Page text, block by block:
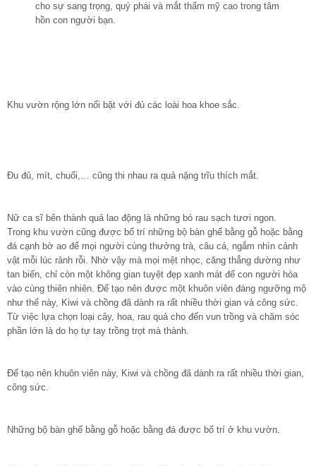
cho sự sang trọng, quý phái và mắt thẩm mỹ cao trong tâm
hồn con người bạn.
Khu vườn rộng lớn nổi bật với đủ các loài hoa khoe sắc.
Đu đủ, mít, chuối,… cũng thi nhau ra quả nặng trĩu thích mắt.
Nữ ca sĩ bên thành quả lao động là những bó rau sạch tươi ngon.
Trong khu vườn cũng được bố trí những bộ bàn ghế bằng gỗ hoặc bằng
đá cạnh bờ ao để mọi người cùng thưởng trà, câu cá, ngắm nhìn cảnh
vật mỗi lúc rảnh rỗi. Nhờ vậy mà mọi mệt nhọc, căng thẳng dường như
tan biến, chỉ còn một không gian tuyệt đẹp xanh mát để con người hòa
vào cùng thiên nhiên. Để tạo nên được một khuôn viên đáng ngưỡng mộ
như thế này, Kiwi và chồng đã dành ra rất nhiều thời gian và công sức.
Từ việc lựa chọn loại cây, hoa, rau quả cho đến vun trồng và chăm sóc
phần lớn là do họ tự tay trồng trọt mà thành.
Để tạo nên khuôn viên này, Kiwi và chồng đã dành ra rất nhiều thời gian,
công sức.
Những bộ bàn ghế bằng gỗ hoặc bằng đá được bố trí ở khu vườn.